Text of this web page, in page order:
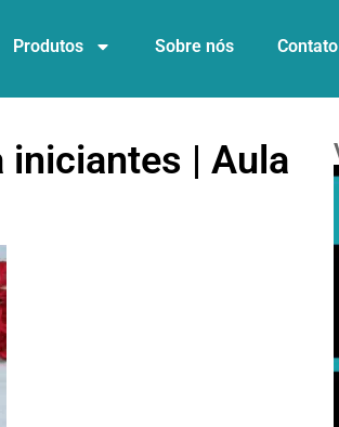
Produtos Sobre nós Contato
iniciantes | Aula